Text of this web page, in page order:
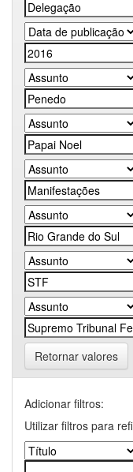
Retornar valores
Adicionar filtros:
Utilizar filtros para